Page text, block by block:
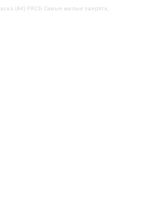
(А4) РКСБ Самые милые зверята,